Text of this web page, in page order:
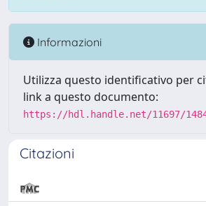
Informazioni
Utilizza questo identificativo per
link a questo documento:
https://hdl.handle.net/11697/
Citazioni